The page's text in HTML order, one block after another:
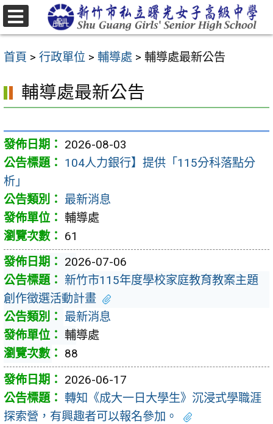
跳
至
要
容
首頁 > 行政單位 > 輔導處 > 輔導處最新公告
輔導處最新公告
2026-08-03
104人力銀行】提供「115分科落點分
析」
最新消息
輔導處
61
2026-07-06
新竹市115年度學校家庭教育教案主題
創作徵選活動計畫
最新消息
輔導處
88
2026-06-17
轉知《成大一日大學生》沉浸式學職涯
探索營，有興趣者可以報名參加。
選
單